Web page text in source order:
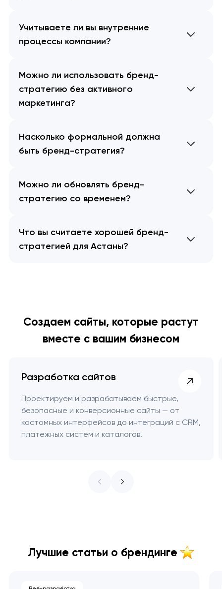
Учитываете ли вы внутренние
процессы компании?
Можно ли использовать бренд-
стратегию без активного
маркетинга?
Насколько формальной должна
быть бренд-стратегия?
Можно ли обновлять бренд-
стратегию со временем?
Что вы считаете хорошей бренд-
стратегией для Астаны?
Создаем сайты, которые растут
вместе с вашим бизнесом
Разработка сайтов
Проектируем и разрабатываем быстрые,
безопасные и конверсионные сайты — от
кастомных интерфейсов до интеграций с CRM,
платежных систем и каталогов.
Лучшие статьи о брендинге